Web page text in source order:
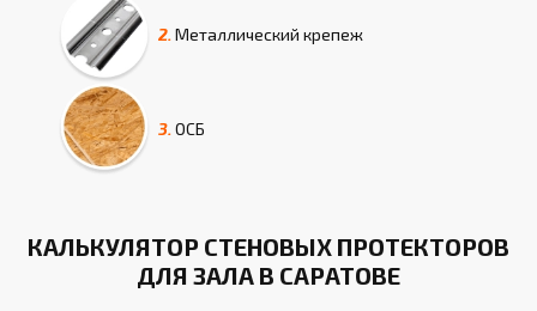
2.Металлический крепеж
3.ОСБ
КАЛЬКУЛЯТОР СТЕНОВЫХ ПРОТЕКТОРОВ
ДЛЯ ЗАЛА В САРАТОВЕ